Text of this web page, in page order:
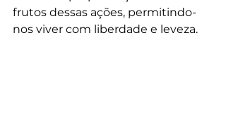
frutos dessas ações, permitindo-
nos viver com liberdade e leveza.